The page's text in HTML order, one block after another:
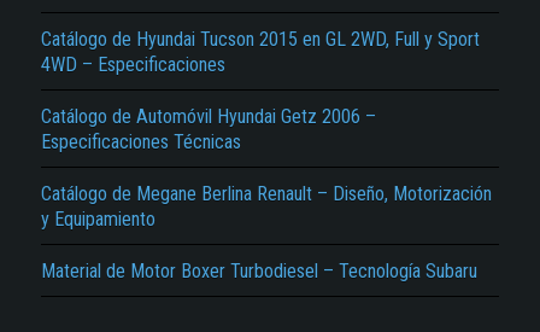
Catálogo de Hyundai Tucson 2015 en GL 2WD, Full y Sport
4WD – Especificaciones
Catálogo de Automóvil Hyundai Getz 2006 –
Especificaciones Técnicas
Catálogo de Megane Berlina Renault – Diseño, Motorización
y Equipamiento
Material de Motor Boxer Turbodiesel – Tecnología Subaru